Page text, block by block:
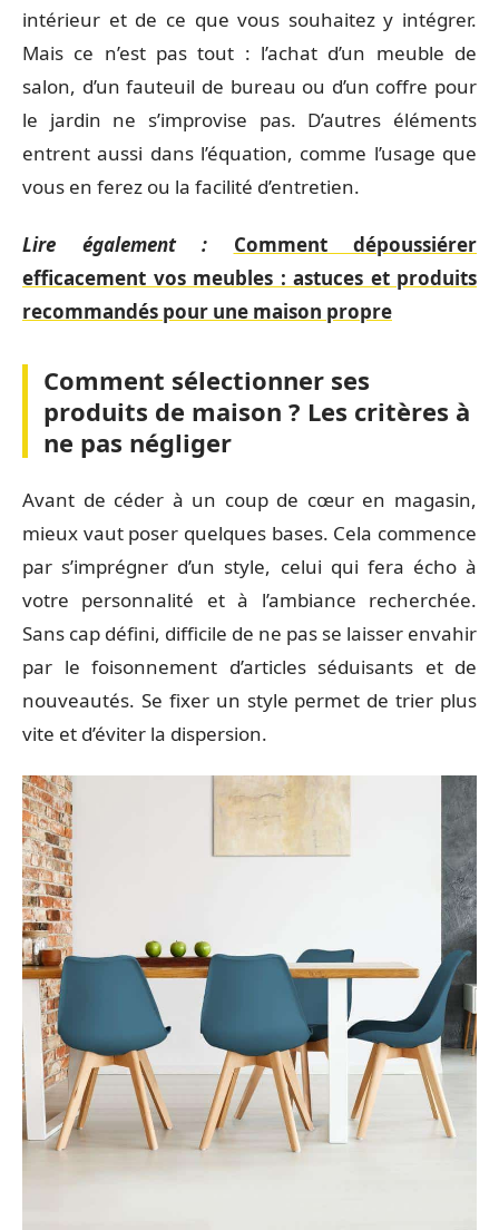
intérieur et de ce que vous souhaitez y intégrer.
Mais ce n’est pas tout : l’achat d’un meuble de
salon, d’un fauteuil de bureau ou d’un coffre pour
le jardin ne s’improvise pas. D’autres éléments
entrent aussi dans l’équation, comme l’usage que
vous en ferez ou la facilité d’entretien.
Lire également :
Comment dépoussiérer
efficacement vos meubles : astuces et produits
recommandés pour une maison propre
Comment sélectionner ses
produits de maison ? Les critères à
ne pas négliger
Avant de céder à un coup de cœur en magasin,
mieux vaut poser quelques bases. Cela commence
par s’imprégner d’un style, celui qui fera écho à
votre personnalité et à l’ambiance recherchée.
Sans cap défini, difficile de ne pas se laisser envahir
par le foisonnement d’articles séduisants et de
nouveautés. Se fixer un style permet de trier plus
vite et d’éviter la dispersion.